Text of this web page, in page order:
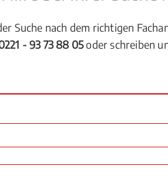
Suche nach dem richtigen
- 93 73 88 05oder schreiben